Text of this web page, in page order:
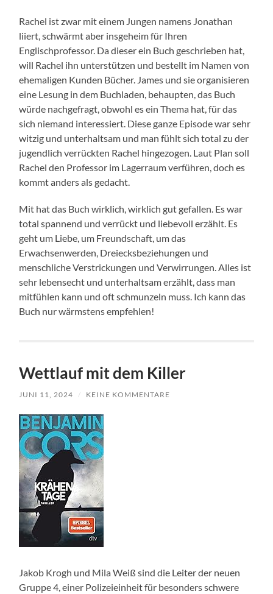
Rachel ist zwar mit einem Jungen namens Jonathan
liiert, schwärmt aber insgeheim für Ihren
Englischprofessor. Da dieser ein Buch geschrieben hat,
will Rachel ihn unterstützen und bestellt im Namen von
ehemaligen Kunden Bücher. James und sie organisieren
eine Lesung in dem Buchladen, behaupten, das Buch
würde nachgefragt, obwohl es ein Thema hat, für das
sich niemand interessiert. Diese ganze Episode war sehr
witzig und unterhaltsam und man fühlt sich total zu der
jugendlich verrückten Rachel hingezogen. Laut Plan soll
Rachel den Professor im Lagerraum verführen, doch es
kommt anders als gedacht.
Mit hat das Buch wirklich, wirklich gut gefallen. Es war
total spannend und verrückt und liebevoll erzählt. Es
geht um Liebe, um Freundschaft, um das
Erwachsenwerden, Dreiecksbeziehungen und
menschliche Verstrickungen und Verwirrungen. Alles ist
sehr lebensecht und unterhaltsam erzählt, dass man
mitfühlen kann und oft schmunzeln muss. Ich kann das
Buch nur wärmstens empfehlen!
Wettlauf mit dem Killer
JUNI 11, 2024 / KEINE KOMMENTARE
Jakob Krogh und Mila Weiß sind die Leiter der neuen
Gruppe 4, einer Polizeieinheit für besonders schwere